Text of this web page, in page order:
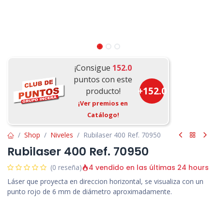
¡Consigue 152.0
puntos con este
producto!
¡Ver premios en
Catálogo!
+152.0
Shop Niveles Rubilaser 400 Ref. 70950
Rubilaser 400 Ref. 70950
(0 reseña) 4 vendido en las últimas 24 hours
Láser que proyecta en direccion horizontal, se visualiza con un
punto rojo de 6 mm de diámetro aproximadamente.